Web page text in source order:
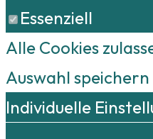
Essenziell
Alle Cookies
Auswahl speichern
Individuelle